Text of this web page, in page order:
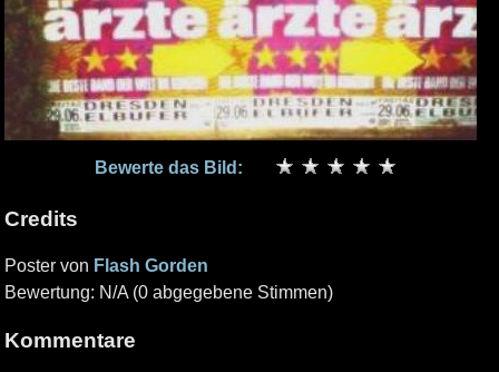
Bewerte das Bild:
Credits
Poster von Flash Gorden
Bewertung: N/A (0 abgegebene Stimmen)
Kommentare